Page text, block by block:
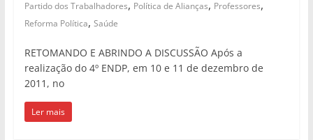
Partido dos Trabalhadores, Política de Alianças, Professores,
Reforma Política, Saúde
RETOMANDO E ABRINDO A DISCUSSÃO Após a
realização do 4º ENDP, em 10 e 11 de dezembro de
2011, no
Ler mais